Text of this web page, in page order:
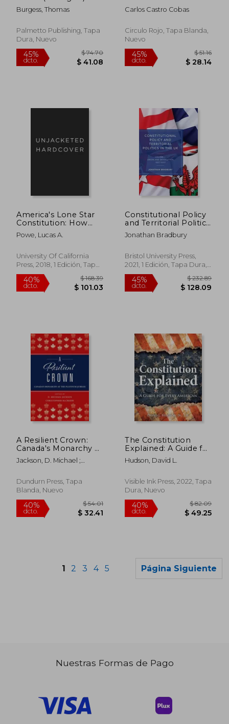
45%
dcto.
40% 40%
Burgess, Thomas
Palmetto Publishing, Tapa
Dura, Nuevo
Constitucion
Española
Carlos Castro Cobas
Circulo Rojo, Tapa Blanda,
Nuevo
America's Lone Star
Constitution: How
Supreme Court Cases
From Texas Shape
Powe, Lucas A.
University Of California
Press, 2018, 1 Edición, Tapa
Dura, Nuevo
Constitutional Policy
and Territorial Politics
in the uk: Volume 1:
Union and Devolution
Jonathan Bradbury
Bristol University Press,
2021, 1 Edición, Tapa Dura,
Nuevo
A Resilient Crown:
Canada's Monarchy at
the Platinum Jubilee
(en Inglés)
Jackson, D. Michael ;
Dundurn Press, Tapa
Blanda, Nuevo
The Constitution
Explained: A Guide for
Every American (en
Inglés)
Hudson, David L.
Visible Ink Press, 2022, Tapa
Dura, Nuevo
1 2 3 4 5 Página Siguiente
Nuestras Formas de Pago